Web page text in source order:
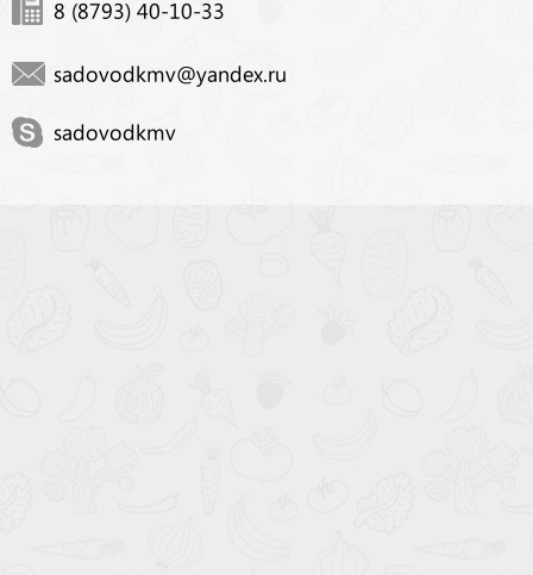
8 (8793) 40-10-33
sadovodkmv@yandex.ru
sadovodkmv